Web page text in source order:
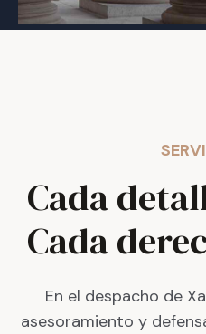
Cada
Cada
En el despacho de
asesoramiento y